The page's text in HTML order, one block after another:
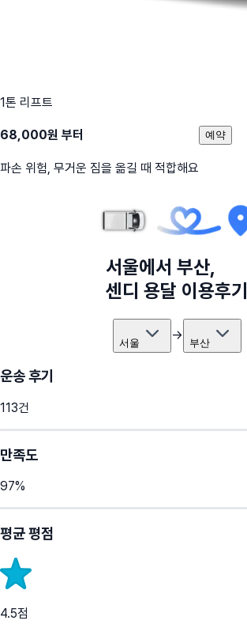
1톤 리프트
68,000원 부터
파손 위험, 무거운 짐을 옮길 때 적합해요
예약
서울에서 부산,
센디 용달 이용후기
서울 → 부산
운송 후기
113건
만족도
97%
평균 평점
4.5점